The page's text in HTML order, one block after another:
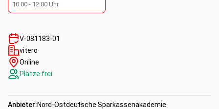
10:00 - 12:00 Uhr
V-081183-01
vitero
Online
Plätze frei
Anbieter:Nord-Ostdeutsche Sparkassenakademie